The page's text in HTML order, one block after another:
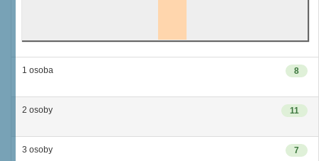
8
1 osoba
11
2 osoby
7
3 osoby